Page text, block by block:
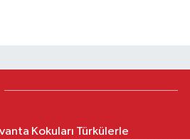
Kokuları Türkülerle